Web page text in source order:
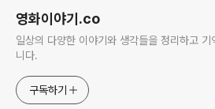
영화이야기.co
일상의 다양한 이야기와 생각들을 정리하고 기
니다.
구독하기